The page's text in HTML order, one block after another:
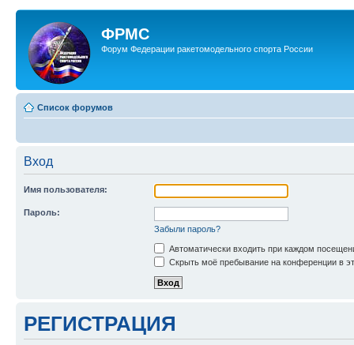
ФРМС
Форум Федерации ракетомодельного спорта России
Список форумов
Вход
Имя пользователя:
Пароль:
Забыли пароль?
Автоматически входить при каждом
Скрыть моё пребывание на конференции в
РЕГИСТРАЦИЯ